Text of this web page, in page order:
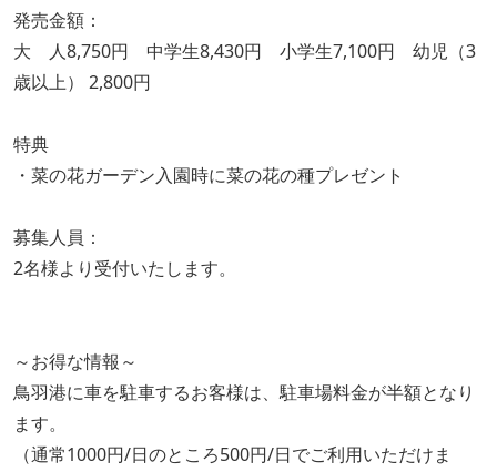
発売金額：
大 人8,750円 中学生8,430円 小学生7,100円 幼児（3
歳以上） 2,800円
特典
・菜の花ガーデン入園時に菜の花の種プレゼント
募集人員：
2名様より受付いたします。
～お得な情報～
鳥羽港に車を駐車するお客様は、駐車場料金が半額となり
ます。
（通常1000円/日のところ500円/日でご利用いただけま